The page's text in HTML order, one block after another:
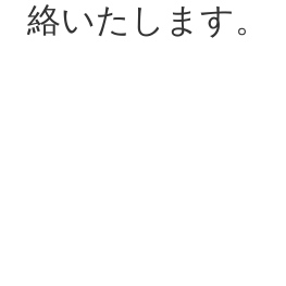
絡いたします。